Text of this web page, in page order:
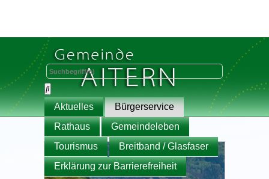
Aktuelles
Bürgerservice
Rathaus
Gemeindeleben
Tourismus
Breitband / Glasfaser
Erklärung zur Barrierefreiheit